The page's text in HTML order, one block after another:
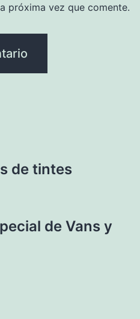
próxima vez que comente.
de tintes
de Vans y